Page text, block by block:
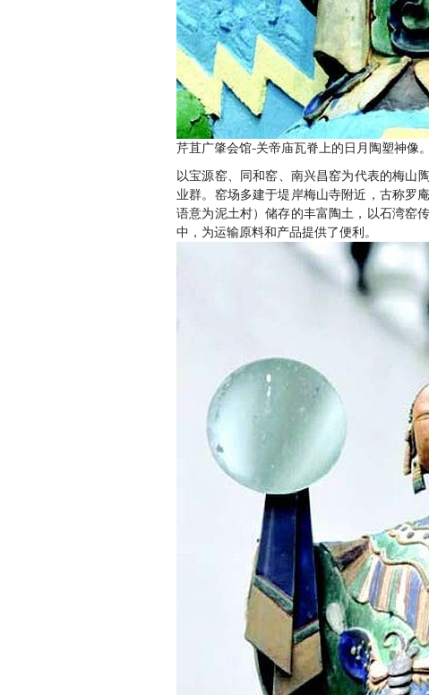
芹苴广肇会馆-关帝庙瓦脊上的日月陶塑神像。
以宝源窑、同和窑、南兴昌窑为代表的梅山
业群。窑场多建于堤岸梅山寺附近，古称罗
语意为泥土村）储存的丰富陶土，以石湾窑
中，为运输原料和产品提供了便利。